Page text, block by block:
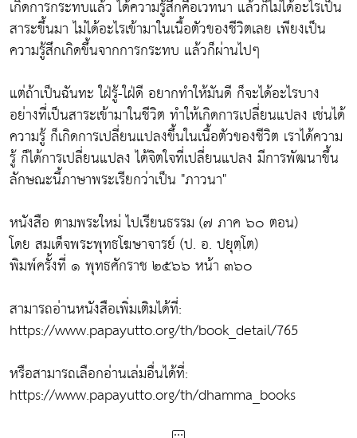
เกิดการกระทบแล้ว ได้ความรู้สึกคือเวทนา แล้วก็ไม่ได้อะไรเป็น
สาระขึ้นมา ไม่ได้อะไรเข้ามาในเนื้อตัวของชีวิตเลย เพียงเป็น
ความรู้สึกเกิดขึ้นจากการกระทบ แล้วก็ผ่านไปๆ
แต่ถ้าเป็นฉันทะ ใฝ่รู้-ใฝ่ดี อยากทำให้มันดี ก็จะได้อะไรบาง
อย่างที่เป็นสาระเข้ามาในชีวิต ทำให้เกิดการเปลี่ยนแปลง เช่นได้
ความรู้ ก็เกิดการเปลี่ยนแปลงขึ้นในเนื้อตัวของชีวิต เราได้ความ
รู้ ก็ได้การเปลี่ยนแปลง ได้จิตใจที่เปลี่ยนแปลง มีการพัฒนาขึ้น
ลักษณะนี้ภาษาพระเรียกว่าเป็น "ภาวนา"
หนังสือ ตามพระใหม่ ไปเรียนธรรม (๗ ภาค ๖๐ ตอน)
โดย สมเด็จพระพุทธโฆษาจารย์ (ป. อ. ปยุตฺโต)
พิมพ์ครั้งที่ ๑ พุทธศักราช ๒๕๖๖ หน้า ๓๖๐
สามารถอ่านหนังสือเพิ่มเติมได้ที่:
https://www.papayutto.org/th/book_detail/765
หรือสามารถเลือกอ่านเล่มอื่นได้ที่:
https://www.papayutto.org/th/dhamma_books